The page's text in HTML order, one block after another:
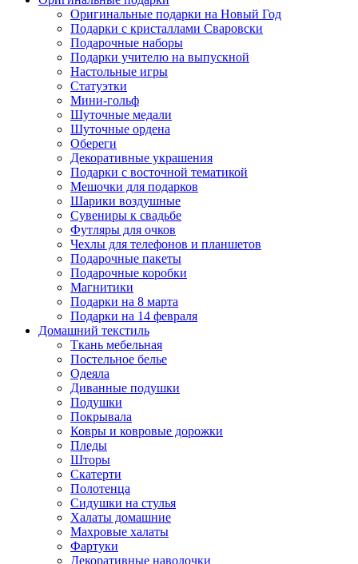
Оригинальные подарки на Новый Год
Подарки с кристаллами Сваровски
Подарочные наборы
Подарки учителю на выпускной
Настольные игры
Статуэтки
Мини-гольф
Шуточные медали
Шуточные ордена
Обереги
Декоративные украшения
Подарки с восточной тематикой
Мешочки для подарков
Шарики воздушные
Сувениры к свадьбе
Футляры для очков
Чехлы для телефонов и планшетов
Подарочные пакеты
Подарочные коробки
Магнитики
Подарки на 8 марта
Подарки на 14 февраля
Домашний текстиль
Ткань мебельная
Постельное белье
Одеяла
Диванные подушки
Подушки
Покрывала
Ковры и ковровые дорожки
Пледы
Шторы
Скатерти
Полотенца
Сидушки на стулья
Халаты домашние
Махровые халаты
Фартуки
Декоративные наволочки